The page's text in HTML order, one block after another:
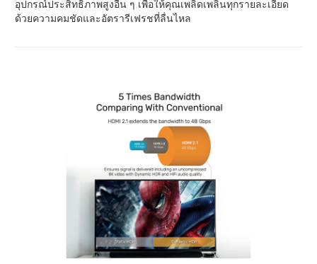
อุปกรณ์ประสิทธิภาพสูงอื่น ๆ เพื่อให้คุณเพลิดเพลินทุกรายละเอียด
ด้วยความคมชัดและอัตรารีเฟรชที่ลื่นไหล